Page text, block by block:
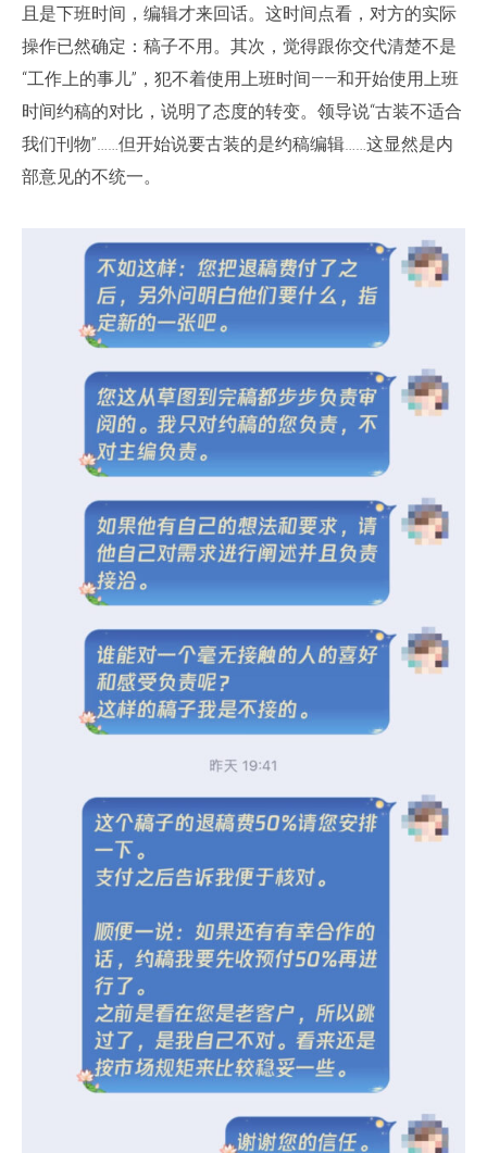
且是下班时间，编辑才来回话。这时间点看，对方的实际
操作已然确定：稿子不用。其次，觉得跟你交代清楚不是
“工作上的事儿”，犯不着使用上班时间——和开始使用上班
时间约稿的对比，说明了态度的转变。领导说“古装不适合
我们刊物”……但开始说要古装的是约稿编辑……这显然是内
部意见的不统一。